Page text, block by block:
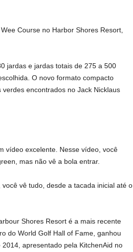
Course no Harbor Shores Resort,
jardas e jardas totais de 275 a 500
O novo formato compacto
encontrados no Jack Nicklaus
vídeo excelente. Nesse vídeo, você
mas não vê a bola entrar.
vê tudo, desde a tacada inicial até o
Shores Resort é a mais recente
do World Golf Hall of Fame, ganhou
apresentado pela KitchenAid no